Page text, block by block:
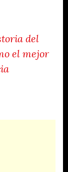
del
el mejor